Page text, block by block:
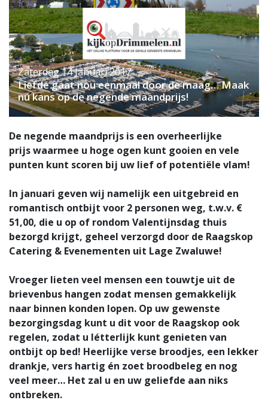
Zaterdag 14 Januari 2017
Liefde gaat nou eenmaal door de maag… Maak
nú kans op de negende maandprijs!
De negende maandprijs is een overheerlijke
prijs waarmee u hoge ogen kunt gooien en vele
punten kunt scoren bij uw lief of potentiële vlam!
In januari geven wij namelijk een uitgebreid en
romantisch ontbijt voor 2 personen weg, t.w.v. €
51,00, die u op of rondom Valentijnsdag thuis
bezorgd krijgt, geheel verzorgd door de Raagskop
Catering & Evenementen uit Lage Zwaluwe!
Vroeger lieten veel mensen een touwtje uit de
brievenbus hangen zodat mensen gemakkelijk
naar binnen konden lopen. Op uw gewenste
bezorgingsdag kunt u dit voor de Raagskop ook
regelen, zodat u létterlijk kunt genieten van
ontbijt op bed! Heerlijke verse broodjes, een lekker
drankje, vers hartig én zoet broodbeleg en nog
veel meer… Het zal u en uw geliefde aan niks
ontbreken.